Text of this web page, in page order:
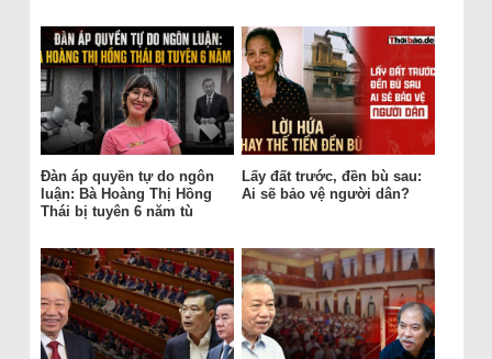
Đàn áp quyền tự do ngôn
luận: Bà Hoàng Thị Hồng
Thái bị tuyên 6 năm tù
Lấy đất trước, đền bù sau:
Ai sẽ bảo vệ người dân?